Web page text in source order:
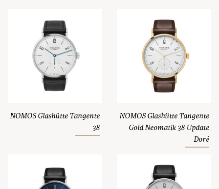
NOMOS Glashütte Tangente
38
NOMOS Glashütte Tangente
Gold Neomatik 38 Update
Doré